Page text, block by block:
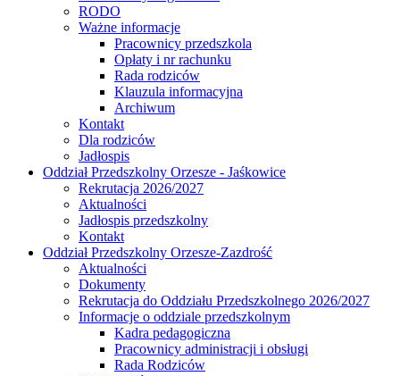
RODO
Ważne informacje
Pracownicy przedszkola
Opłaty i nr rachunku
Rada rodziców
Klauzula informacyjna
Archiwum
Kontakt
Dla rodziców
Jadłospis
Oddział Przedszkolny Orzesze - Jaśkowice
Rekrutacja 2026/2027
Aktualności
Jadłospis przedszkolny
Kontakt
Oddział Przedszkolny Orzesze-Zazdrość
Aktualności
Dokumenty
Rekrutacja do Oddziału Przedszkolnego 2026/2027
Informacje o oddziale przedszkolnym
Kadra pedagogiczna
Pracownicy administracji i obsługi
Rada Rodziców